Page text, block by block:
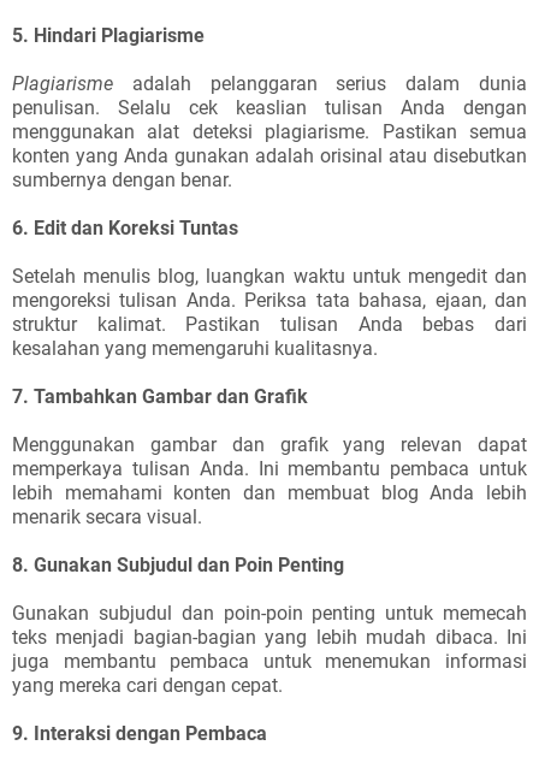
5. Hindari Plagiarisme
Plagiarisme adalah pelanggaran serius dalam dunia
penulisan. Selalu cek keaslian tulisan Anda dengan
menggunakan alat deteksi plagiarisme. Pastikan semua
konten yang Anda gunakan adalah orisinal atau disebutkan
sumbernya dengan benar.
6. Edit dan Koreksi Tuntas
Setelah menulis blog, luangkan waktu untuk mengedit dan
mengoreksi tulisan Anda. Periksa tata bahasa, ejaan, dan
struktur kalimat. Pastikan tulisan Anda bebas dari
kesalahan yang memengaruhi kualitasnya.
7. Tambahkan Gambar dan Grafik
Menggunakan gambar dan grafik yang relevan dapat
memperkaya tulisan Anda. Ini membantu pembaca untuk
lebih memahami konten dan membuat blog Anda lebih
menarik secara visual.
8. Gunakan Subjudul dan Poin Penting
Gunakan subjudul dan poin-poin penting untuk memecah
teks menjadi bagian-bagian yang lebih mudah dibaca. Ini
juga membantu pembaca untuk menemukan informasi
yang mereka cari dengan cepat.
9. Interaksi dengan Pembaca